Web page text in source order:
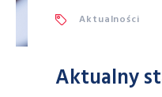
Aktualności
Aktualny